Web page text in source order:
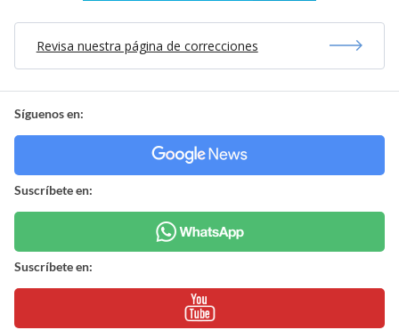
Revisa nuestra página de correcciones
Síguenos en:
Suscríbete en:
Suscríbete en: